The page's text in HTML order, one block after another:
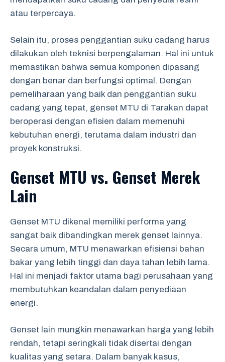
atau terpercaya.
Selain itu, proses penggantian suku cadang harus
dilakukan oleh teknisi berpengalaman. Hal ini untuk
memastikan bahwa semua komponen dipasang
dengan benar dan berfungsi optimal. Dengan
pemeliharaan yang baik dan penggantian suku
cadang yang tepat, genset MTU di Tarakan dapat
beroperasi dengan efisien dalam memenuhi
kebutuhan energi, terutama dalam industri dan
proyek konstruksi.
Genset MTU vs. Genset Merek
Lain
Genset MTU dikenal memiliki performa yang
sangat baik dibandingkan merek genset lainnya.
Secara umum, MTU menawarkan efisiensi bahan
bakar yang lebih tinggi dan daya tahan lebih lama.
Hal ini menjadi faktor utama bagi perusahaan yang
membutuhkan keandalan dalam penyediaan
energi.
Genset lain mungkin menawarkan harga yang lebih
rendah, tetapi seringkali tidak disertai dengan
kualitas yang setara. Dalam banyak kasus,